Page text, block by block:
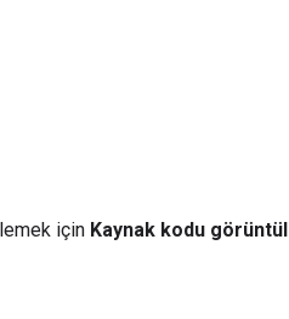
için Kaynak kodu